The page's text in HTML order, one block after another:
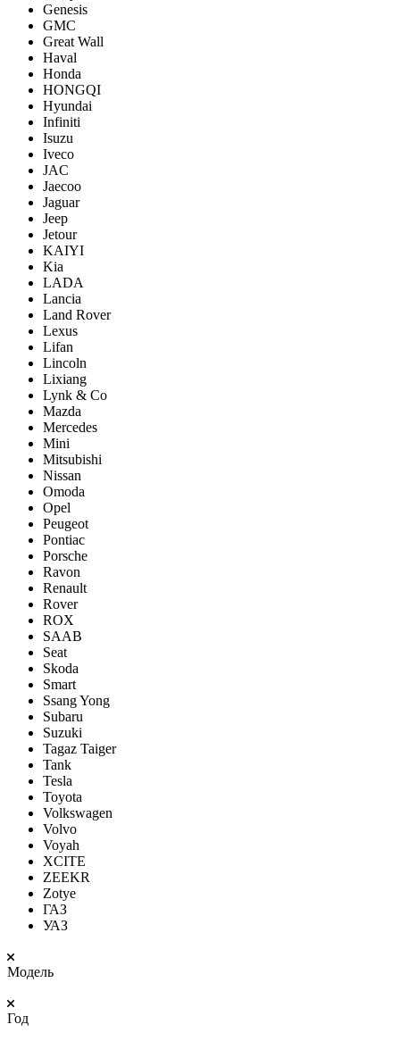
Genesis
GMC
Great Wall
Haval
Honda
HONGQI
Hyundai
Infiniti
Isuzu
Iveco
JAC
Jaecoo
Jaguar
Jeep
Jetour
KAIYI
Kia
LADA
Lancia
Land Rover
Lexus
Lifan
Lincoln
Lixiang
Lynk & Co
Mazda
Mercedes
Mini
Mitsubishi
Nissan
Omoda
Opel
Peugeot
Pontiac
Porsсhe
Ravon
Renault
Rover
ROX
SAAB
Seat
Skoda
Smart
Ssang Yong
Subaru
Suzuki
Tagaz Taiger
Tank
Tesla
Toyota
Volkswagen
Volvo
Voyah
XCITE
ZEEKR
Zotye
ГАЗ
УАЗ
Модель
Год